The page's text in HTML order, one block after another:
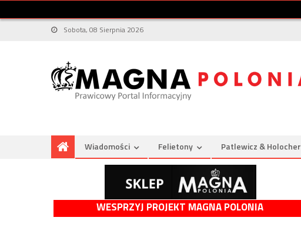
Sobota, 08 Sierpnia 2026
Wiadomości Felietony Patlewicz & Holocher
WESPRZYJ PROJEKT MAGNA POLONIA